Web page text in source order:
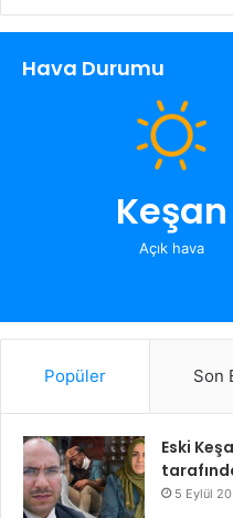
Hava Durumu
Keşan
Açık hava
Popüler Son
Eski
5 Eylül